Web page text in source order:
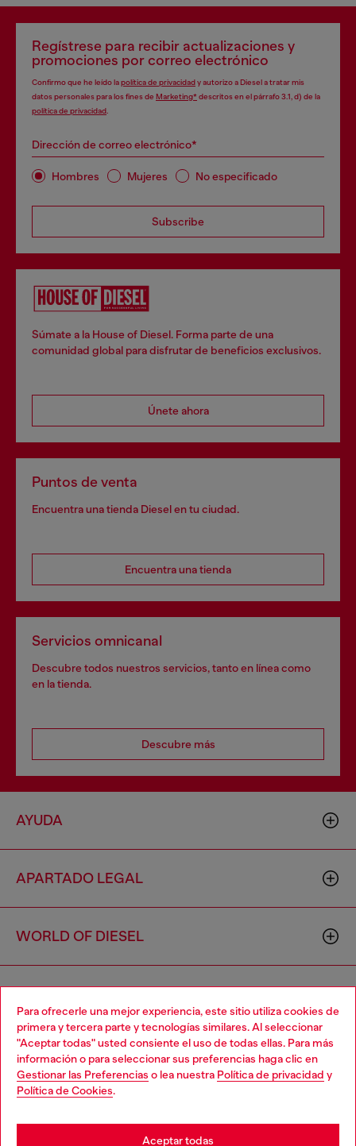
Para ofrecerle una mejor experiencia, este sitio utiliza cookies de
primera y tercera parte y tecnologías similares. Al seleccionar
"Aceptar todas" usted consiente el uso de todas ellas. Para más
información o para seleccionar sus preferencias haga clic en
Gestionar las Preferencias o lea nuestra Política de privacidad y
Política de Cookies.
Aceptar todas
Regístrese para recibir actualizaciones y
promociones por correo electrónico
Confirmo que he leído lapolítica de privacidady autorizo a Diesel a tratar mis
datos personales para los fines de Marketing*descritos en el párrafo 3.1, d) de la
política de privacidad
Dirección de correo electrónico*
Hombres Mujeres No especificado
Subscribe
Súmate a la House of Diesel. Forma parte de una
comunidad global para disfrutar de beneficios exclusivos.
Únete ahora
Puntos de venta
Encuentra una tienda Diesel en tu ciudad.
Encuentra una tienda
Servicios omnicanal
Descubre todos nuestros servicios, tanto en línea como
en la tienda.
Descubre más
AYUDA
APARTADO LEGAL
WORLD OF DIESEL
Country: ES Language: ES
Choose your location
You are currently browsing España website, but it seems you
may be based in United States